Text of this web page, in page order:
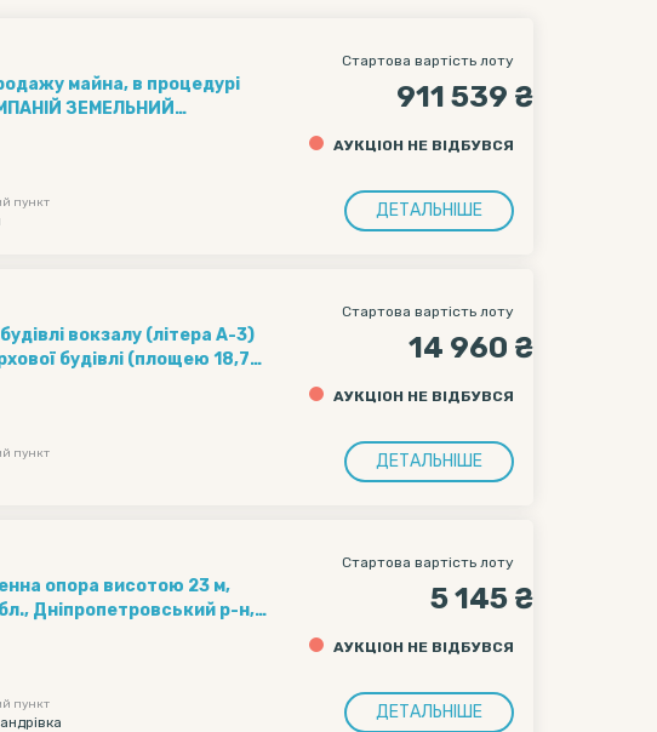
майна, в процедурі
ЗЕМЕЛЬНИЙ
порушеній
справа №5011-15/11247-
Стартова вартість лоту
911 539 ₴
пункт
АУКЦІОН НЕ ВІДБУВСЯ
ДЕТАЛЬНІШЕ
вокзалу (літера А-3)
будівлі (площею 18,7
кіоском (площею 18,7
оренди 18,7 кв.м. (№ 3 (1
до презентації)
товарами, що
Стартова вартість лоту
14 960 ₴
пункт
АУКЦІОН НЕ ВІДБУВСЯ
ДЕТАЛЬНІШЕ
опора висотою 23 м,
Дніпропетровський р-н,
Стартова вартість лоту
5 145 ₴
пункт
АУКЦІОН НЕ ВІДБУВСЯ
ДЕТАЛЬНІШЕ